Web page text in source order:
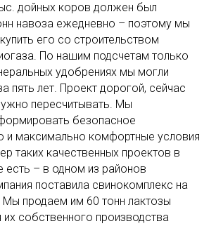
дойных коров должен был
навоза ежедневно – поэтому мы
его со строительством
По нашим подсчетам только
удобрениях мы могли
пять лет. Проект дорогой, сейчас
пересчитывать. Мы
безопасное
и максимально комфортные условия
таких качественных проектов в
есть – в одном из районов
поставила свинокомплекс на
Мы продаем им 60 тонн лактозы
собственного производства